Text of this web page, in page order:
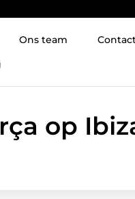
Ons team
op